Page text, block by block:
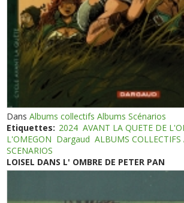
DansAlbums collectifs Albums Scénarios
Etiquettes: 2024 AVANT LA QUETE DE
L'OMEGON Dargaud ALBUMS
SCENARIOS
LOISEL DANS L' OMBRE DE PETER PAN